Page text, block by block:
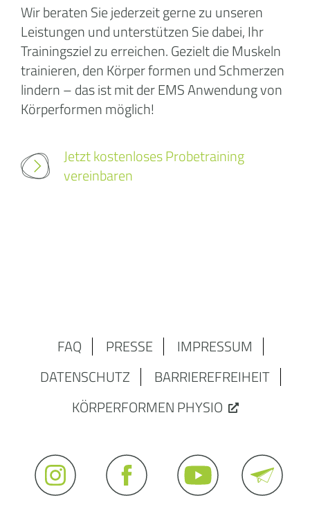
Wir beraten Sie jederzeit gerne zu unseren
Leistungen und unterstützen Sie dabei, Ihr
Trainingsziel zu erreichen. Gezielt die Muskeln
trainieren, den Körper formen und Schmerzen
lindern – das ist mit der EMS Anwendung von
Körperformen möglich!
Jetzt kostenloses Probetraining
vereinbaren
FAQ PRESSE
IMPRESSUM
DATENSCHUTZ
BARRIEREFREIHEIT
KÖRPERFORMEN PHYSIO